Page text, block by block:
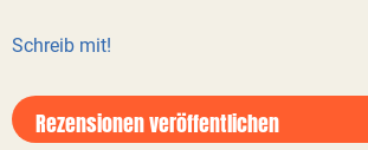
Schreib mit!
Rezensionen veröffentlichen